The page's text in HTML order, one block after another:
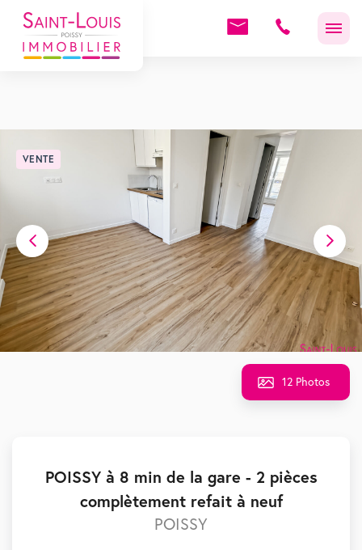
POISSY à 8 min de la gare - 2 pièces
complètement refait à neuf
POISSY
VENTE
12 Photos